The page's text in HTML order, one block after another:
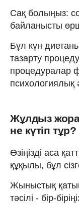
Сақ болыңыз:
байланысты
Бұл күн
тазарту
процедуралар
психологиялық
Жұлдыз
не күтіп тұр?
Өзіңізді аса
құқылы, бұл
Жыныстық
тәсілі - бір-